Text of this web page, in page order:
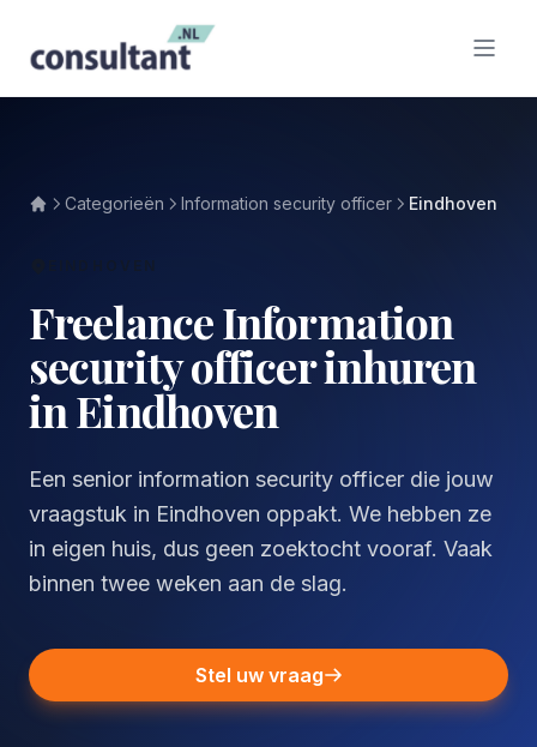
Categorieën Information security officer Eindhoven
Freelance Information
security officer inhuren
in Eindhoven
Een senior information security officer die jouw
vraagstuk in Eindhoven oppakt. We hebben ze
in eigen huis, dus geen zoektocht vooraf. Vaak
binnen twee weken aan de slag.
Stel uw vraag